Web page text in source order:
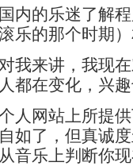
的乐迷了解程
乐的那个时期
来讲，我现在
都在变化，兴
网站上所提供
如了，但真诚
音乐上判断你